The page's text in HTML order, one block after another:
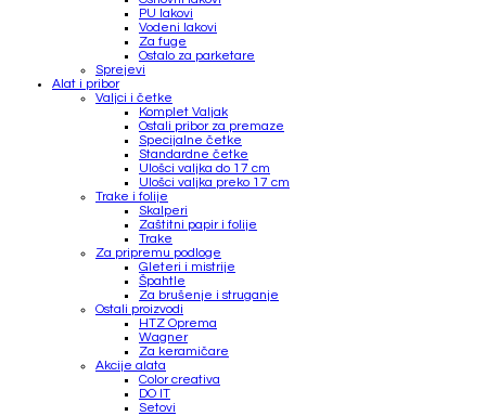
PU lakovi
Vodeni lakovi
Za fuge
Ostalo za parketare
Sprejevi
Alat i pribor
Valjci i četke
Komplet Valjak
Ostali pribor za premaze
Specijalne četke
Standardne četke
Ulošci valjka do 17 cm
Ulošci valjka preko 17 cm
Trake i folije
Skalperi
Zaštitni papir i folije
Trake
Za pripremu podloge
Gleteri i mistrije
Špahtle
Za brušenje i struganje
Ostali proizvodi
HTZ Oprema
Wagner
Za keramičare
Akcije alata
Color creativa
DO IT
Setovi